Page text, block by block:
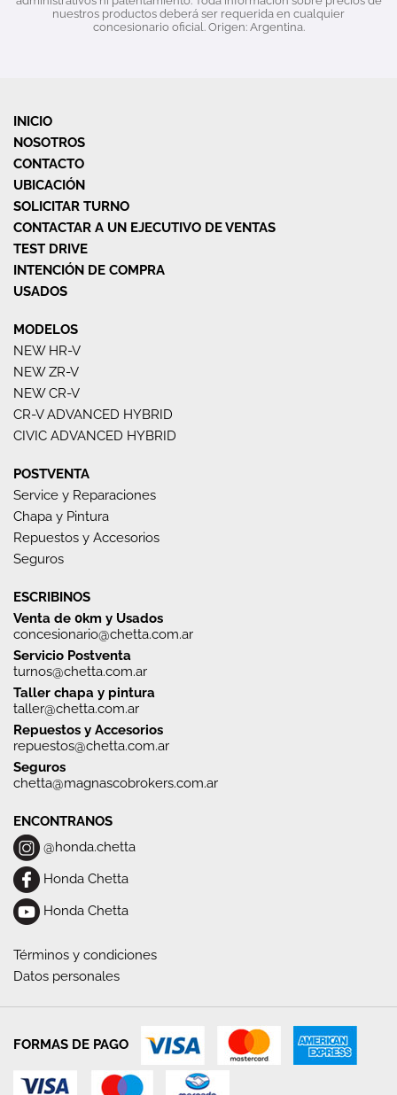
nuestros productos deberá ser requerida en cualquier
concesionario oficial. Origen: Argentina.
INICIO
NOSOTROS
CONTACTO
UBICACIÓN
SOLICITAR TURNO
CONTACTAR A UN EJECUTIVO DE VENTAS
TEST DRIVE
INTENCIÓN DE COMPRA
USADOS
MODELOS
NEW HR-V
NEW ZR-V
NEW CR-V
CR-V ADVANCED HYBRID
CIVIC ADVANCED HYBRID
POSTVENTA
Service y Reparaciones
Chapa y Pintura
Repuestos y Accesorios
Seguros
ESCRIBINOS
Venta de 0km y Usados
concesionario@chetta.com.ar
Servicio Postventa
turnos@chetta.com.ar
Taller chapa y pintura
taller@chetta.com.ar
Repuestos y Accesorios
repuestos@chetta.com.ar
Seguros
chetta@magnascobrokers.com.ar
ENCONTRANOS
@honda.chetta
Honda Chetta
Honda Chetta
Términos y condiciones
Datos personales
FORMAS DE PAGO